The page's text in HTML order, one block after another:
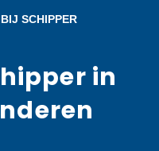
SCHIPPER
in